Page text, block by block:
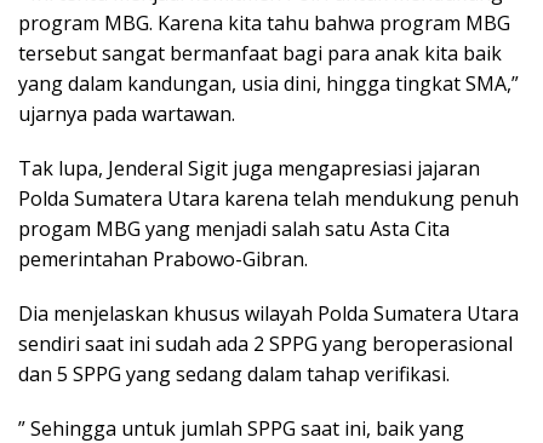
program MBG. Karena kita tahu bahwa program MBG
tersebut sangat bermanfaat bagi para anak kita baik
yang dalam kandungan, usia dini, hingga tingkat SMA,”
ujarnya pada wartawan.
Tak lupa, Jenderal Sigit juga mengapresiasi jajaran
Polda Sumatera Utara karena telah mendukung penuh
progam MBG yang menjadi salah satu Asta Cita
pemerintahan Prabowo-Gibran.
Dia menjelaskan khusus wilayah Polda Sumatera Utara
sendiri saat ini sudah ada 2 SPPG yang beroperasional
dan 5 SPPG yang sedang dalam tahap verifikasi.
” Sehingga untuk jumlah SPPG saat ini, baik yang